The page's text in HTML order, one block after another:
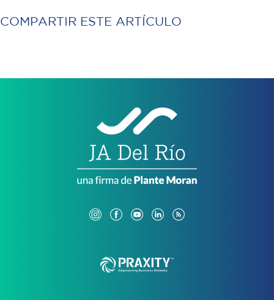
COMPARTIR ESTE ARTÍCULO